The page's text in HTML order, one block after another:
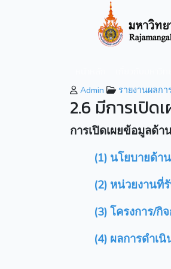
Admin รายงานผลกา
2.6 มีการเปิด
การเปิดเผยข้อมูลด้า
(1) นโยบายด้า
(2) หน่วยงานที่
(3) โครงการ/กิ
(4) ผลการดำเ